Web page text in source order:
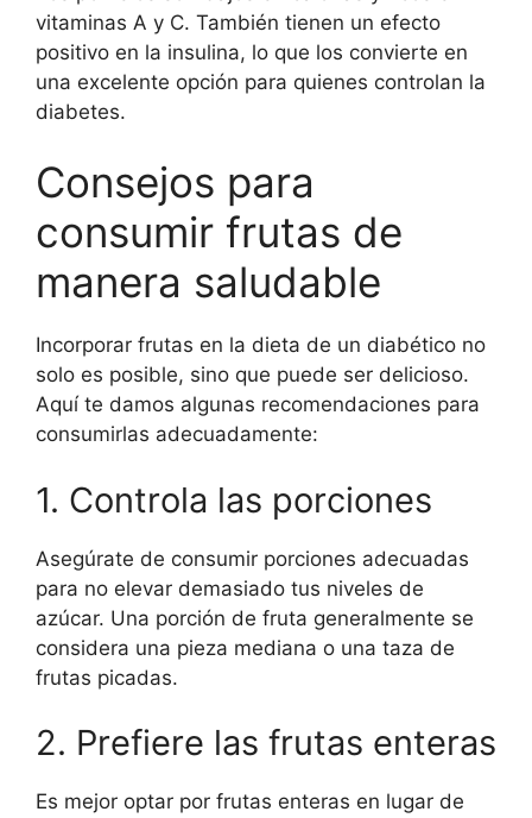
vitaminas A y C. También tienen un efecto
positivo en la insulina, lo que los convierte en
una excelente opción para quienes controlan la
diabetes.
Consejos para
consumir frutas de
manera saludable
Incorporar frutas en la dieta de un diabético no
solo es posible, sino que puede ser delicioso.
Aquí te damos algunas recomendaciones para
consumirlas adecuadamente:
1. Controla las porciones
Asegúrate de consumir porciones adecuadas
para no elevar demasiado tus niveles de
azúcar. Una porción de fruta generalmente se
considera una pieza mediana o una taza de
frutas picadas.
2. Prefiere las frutas enteras
Es mejor optar por frutas enteras en lugar de